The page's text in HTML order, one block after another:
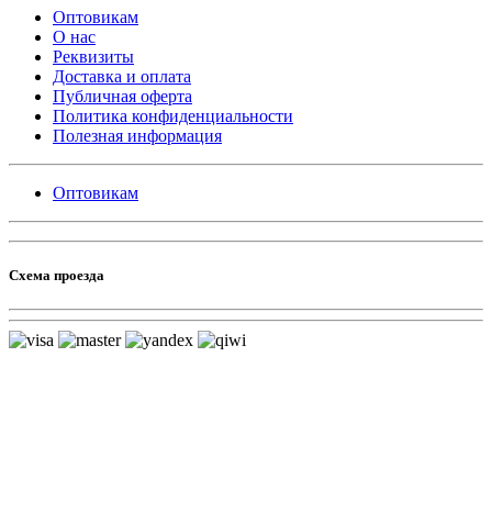
Оптовикам
О нас
Реквизиты
Доставка и оплата
Публичная оферта
Политика конфиденциальности
Полезная информация
Оптовикам
Схема проезда